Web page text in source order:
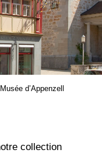
Musée d’Appenzell
collection